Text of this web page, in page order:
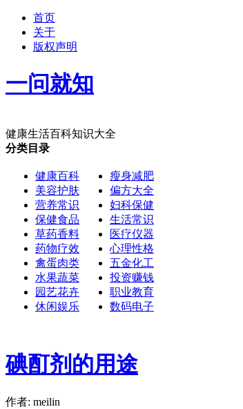
首页
关于
版权声明
一问就知
健康生活百科知识大全
分类目录
健康百科
美容护肤
营养常识
保健食品
草药香料
药物疗效
禽蛋肉类
水果蔬菜
园艺花卉
休闲娱乐
瘦身减肥
偏方大全
妇科保健
生活常识
医疗仪器
心理性格
五金化工
投资赚钱
职业教育
数码电子
碘酊剂的用途
作者: meilin